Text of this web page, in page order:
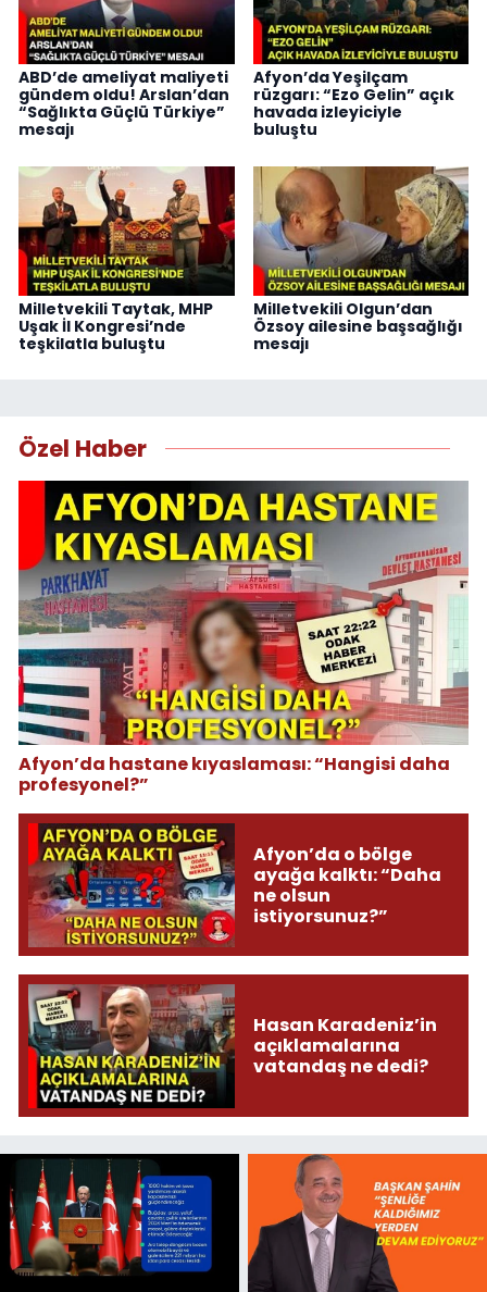
ABD’de ameliyat maliyeti
gündem oldu! Arslan’dan
“Sağlıkta Güçlü Türkiye”
mesajı
Afyon’da Yeşilçam
rüzgarı: “Ezo Gelin” açık
havada izleyiciyle
buluştu
Milletvekili Taytak, MHP
Uşak İl Kongresi’nde
teşkilatla buluştu
Milletvekili Olgun’dan
Özsoy ailesine başsağlığı
mesajı
Özel Haber
Afyon’da hastane kıyaslaması: “Hangisi daha
profesyonel?”
Afyon’da o bölge
ayağa kalktı: “Daha
ne olsun
istiyorsunuz?”
Hasan Karadeniz’in
açıklamalarına
vatandaş ne dedi?